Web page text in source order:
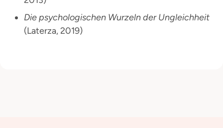
Die psychologischen Wurzeln der Ungleichheit
(Laterza, 2019)